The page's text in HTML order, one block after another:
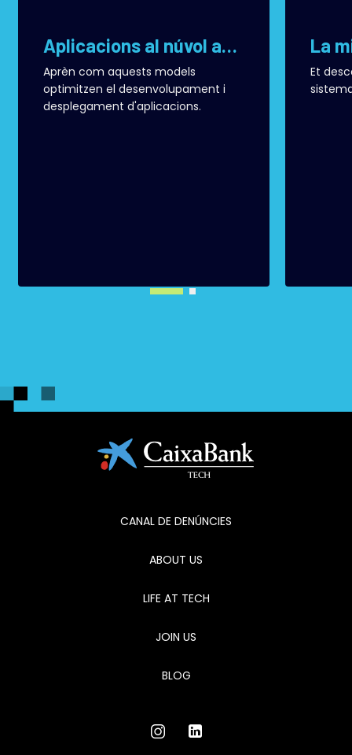
Aplicacions al núvol amb PaaS i CaaS
Aprèn com aquests models
optimitzen el desenvolupament i
desplegament d'aplicacions.
Et
CANAL DE DENÚNCIES
ABOUT US
LIFE AT TECH
JOIN US
BLOG